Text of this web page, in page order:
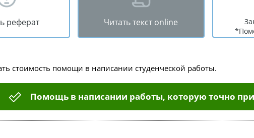
реферат Читать текст online
стоимость помощи в написании студенческой работы.
Помощь в написании работы, которую точно